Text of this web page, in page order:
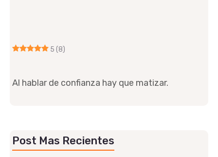
5 (8)
Al hablar de confianza hay que matizar.
Post Mas Recientes